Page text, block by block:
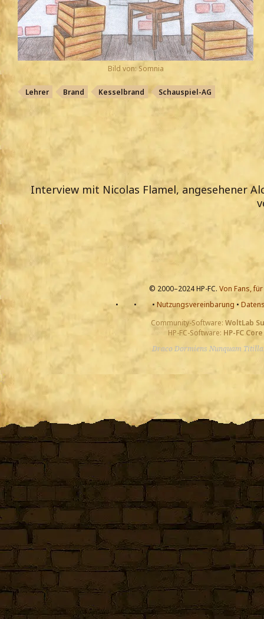
Bild von: Somnia
Lehrer Brand Kesselbrand Schauspiel-AG
Interview mit Nicolas Flamel, angesehener
© 2000–2024 HP-FC. Von Fans,
•
• • Nutzungsvereinbarung •
Community-Software: WoltLab
HP-FC-Software: HP-FC Core
Draco Dormiens Nunquam